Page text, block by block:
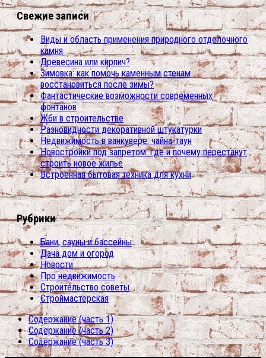
Свежие записи
Виды и область применения природного отделочного
камня
Древесина или кирпич?
Зимовка: как помочь каменным стенам
восстановиться после зимы?
Фантастические возможности современных
фонтанов
Жби в строительстве
Разновидности декоративной штукатурки
Недвижимость в ванкувере: чайна-таун
Новостройки под запретом: где и почему перестанут
строить новое жилье
Встроенная бытовая техника для кухни
Рубрики
Бани, сауны и бассейны
Дача дом и огород
Новости
Про недвижимость
Строительство советы
Строймастерская
Содержание (часть 1)
Содержание (часть 2)
Содержание (часть 3)